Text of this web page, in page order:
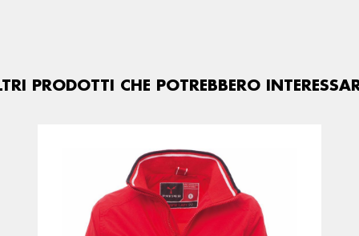
PRODOTTI CHE POTREBBERO